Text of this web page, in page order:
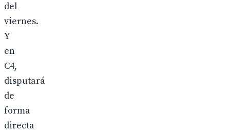
del
viernes.
Y
en
C4,
disputará
de
forma
directa